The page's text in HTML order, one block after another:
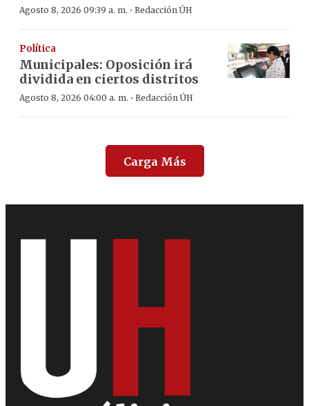
Agosto 8, 2026 09:39 a. m. · Redacción ÚH
Política
Municipales: Oposición irá
dividida en ciertos distritos
Agosto 8, 2026 04:00 a. m. · Redacción ÚH
Carga Más